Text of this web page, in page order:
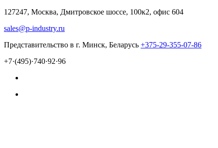
127247, Москва, Дмитровское шоссе, 100к2, офис 604
sales@p-industry.ru
Представительство в г. Минск, Беларусь +375-29-355-07-86
+7·(495)·740·92·96